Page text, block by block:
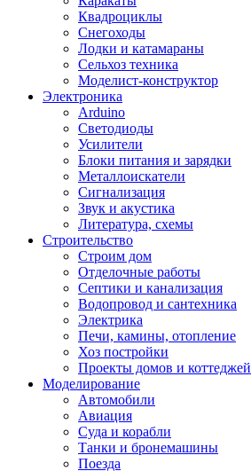
Квадроциклы
Снегоходы
Лодки и катамараны
Сельхоз техника
Моделист-конструктор
Электроника
Arduino
Светодиоды
Усилители
Блоки питания и зарядки
Металлоискатели
Сигнализация
Звук и акустика
Литература, схемы
Строительство
Строим дом
Отделочные работы
Септики и канализация
Водопровод и сантехника
Электрика
Печи, камины, отопление
Хоз постройки
Проекты домов и коттеджей
Моделирование
Автомобили
Авиация
Суда и корабли
Танки и бронемашины
Поезда